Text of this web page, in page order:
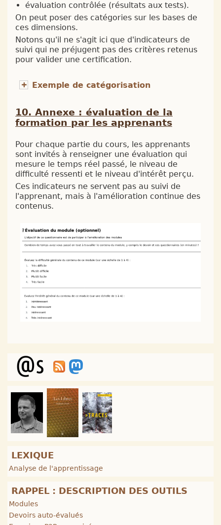
évaluation contrôlée (résultats aux tests).
On peut poser des catégories sur les bases de
ces dimensions.
Notons qu'il ne s'agit ici que d'indicateurs de
suivi qui ne préjugent pas des critères retenus
pour valider une certification.
Exemple de catégorisation
Annexe : évaluation de la
formation par les apprenants
Pour chaque partie du cours, les apprenants
sont invités à renseigner une évaluation qui
mesure le temps réel passé, le niveau de
difficulté ressenti et le niveau d'intérêt perçu.
Ces indicateurs ne servent pas au suivi de
l'apprenant, mais à l'amélioration continue des
contenus.
LEXIQUE
Analyse de l'apprentissage
RAPPEL : DESCRIPTION DES OUTILS
Modules
Devoirs auto-évalués